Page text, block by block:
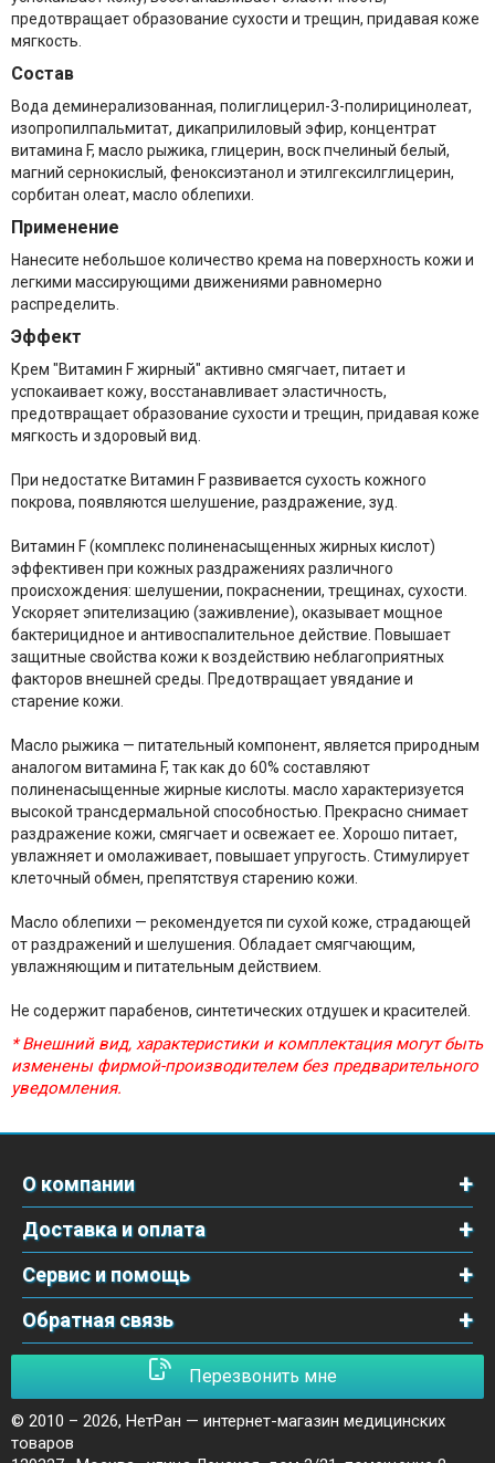
предотвращает образование сухости и трещин, придавая коже
мягкость.
Состав
Вода деминерализованная, полиглицерил-3-полирицинолеат,
изопропилпальмитат, дикаприлиловый эфир, концентрат
витамина F, масло рыжика, глицерин, воск пчелиный белый,
магний сернокислый, феноксиэтанол и этилгексилглицерин,
сорбитан олеат, масло облепихи.
Применение
Нанесите небольшое количество крема на поверхность кожи и
легкими массирующими движениями равномерно
распределить.
Эффект
Крем "Витамин F жирный" активно смягчает, питает и
успокаивает кожу, восстанавливает эластичность,
предотвращает образование сухости и трещин, придавая коже
мягкость и здоровый вид.
При недостатке Витамин F развивается сухость кожного
покрова, появляются шелушение, раздражение, зуд.
Витамин F (комплекс полиненасыщенных жирных кислот)
эффективен при кожных раздражениях различного
происхождения: шелушении, покраснении, трещинах, сухости.
Ускоряет эпителизацию (заживление), оказывает мощное
бактерицидное и антивоспалительное действие. Повышает
защитные свойства кожи к воздействию неблагоприятных
факторов внешней среды. Предотвращает увядание и
старение кожи.
Масло рыжика — питательный компонент, является природным
аналогом витамина F, так как до 60% составляют
полиненасыщенные жирные кислоты. масло характеризуется
высокой трансдермальной способностью. Прекрасно снимает
раздражение кожи, смягчает и освежает ее. Хорошо питает,
увлажняет и омолаживает, повышает упругость. Стимулирует
клеточный обмен, препятствуя старению кожи.
Масло облепихи — рекомендуется пи сухой коже, страдающей
от раздражений и шелушения. Обладает смягчающим,
увлажняющим и питательным действием.
Не содержит парабенов, синтетических отдушек и красителей.
* Внешний вид, характеристики и комплектация могут быть
изменены фирмой-производителем без предварительного
уведомления.
О компании
Доставка и оплата
Сервис и помощь
Обратная связь
Перезвонить мне
© 2010 – 2026, НетРан — интернет-магазин медицинских
товаров